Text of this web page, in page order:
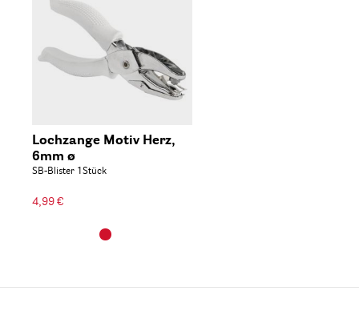
Lochzange Motiv Herz,
6mm ø
SB-Blister 1Stück
4,99 €